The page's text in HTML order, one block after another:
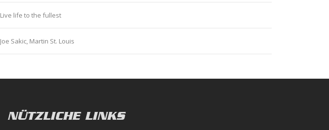
Live life to the fullest
Joe Sakic, Martin St. Louis
NÜTZLICHE LINKS